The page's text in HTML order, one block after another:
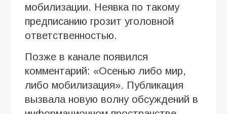
мобилизации. Неявка по такому
предписанию грозит уголовной
ответственностью.
Позже в канале появился
комментарий: «Осенью либо мир,
либо мобилизация». Публикация
вызвала новую волну обсуждений в